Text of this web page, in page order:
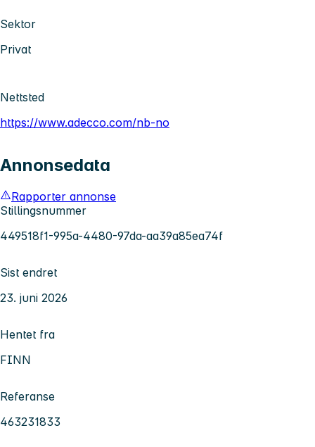
Sektor
Privat
Nettsted
https://www.adecco.com/nb-no
Annonsedata
Rapporter annonse
Stillingsnummer
449518f1-995a-4480-97da-aa39a85ea74f
Sist endret
23. juni 2026
Hentet fra
FINN
Referanse
463231833